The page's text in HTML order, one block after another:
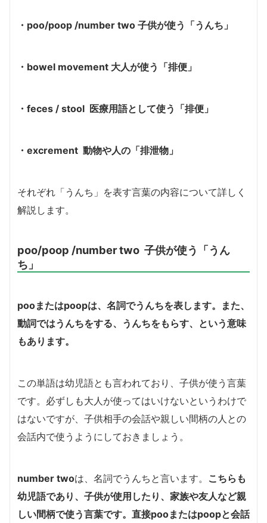
・poo/poop /number two 子供が使う「うんち」
・bowel movement 大人が使う「排便」
・feces / stool 医療用語として使う「排便」
・excrement 動物や人の「排泄物」
それぞれ「うんち」を表す言葉の内容について詳しく
解説します。
poo/poop /number two 子供が使う「うん
ち」
pooまたはpoopは、名詞でうんちを表します。また、
動詞ではうんちをする、うんちをもらす、という意味
もあります。
この単語は幼児語とも言われており、子供が使う言葉
です。必ずしも大人が使ってはいけないというわけで
はないですが、子供相手の会話や親しい間柄の人との
会話内で使うようにしておきましょう。
number twoは、名詞でうんちと言います。 こちらも
幼児語であり、子供が使用したり、家族や友人など親
しい間柄で使う言葉です。直接pooまたはpoopと会話